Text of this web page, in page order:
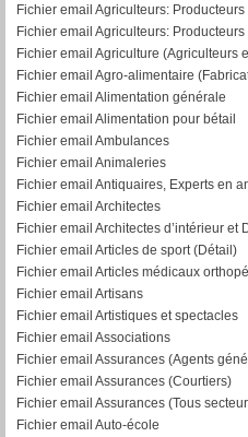
Fichier email Agriculteurs:
Fichier email Agriculteurs:
Fichier email Agriculture (Agriculteurs
Fichier email Agro-alimentaire
Fichier email Alimentation générale
Fichier email Alimentation pour bétail
Fichier email Ambulances
Fichier email Animaleries
Fichier email Antiquaires, Experts en
Fichier email Architectes
Fichier email Architectes d’intérieur et
Fichier email Articles de sport (Détail)
Fichier email Articles médicaux
Fichier email Artisans
Fichier email Artistiques et spectacles
Fichier email Associations
Fichier email Assurances (Agents
Fichier email Assurances (Courtiers)
Fichier email Assurances (Tous
Fichier email Auto-école